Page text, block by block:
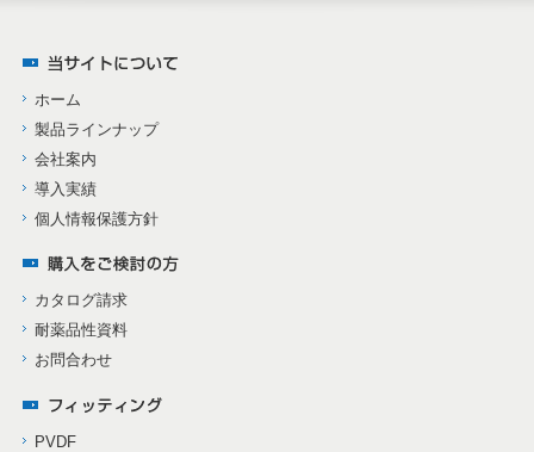
ホーム
製品ラインナップ
会社案内
導入実績
個人情報保護方針
カタログ請求
耐薬品性資料
お問合わせ
PVDF